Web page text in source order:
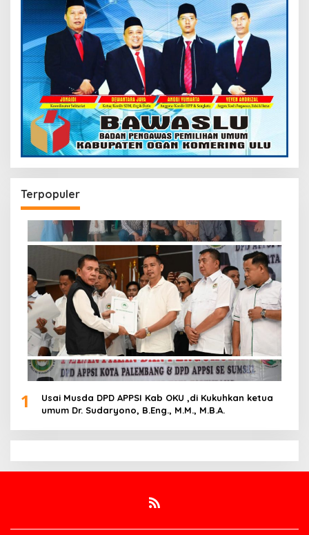
Terpopuler
1
Usai Musda DPD APPSI Kab OKU ,di Kukuhkan ketua
umum Dr. Sudaryono, B.Eng., M.M., M.B.A.